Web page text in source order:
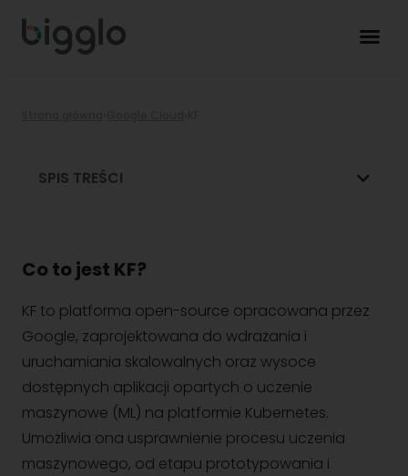
SPIS TREŚCI
Co to jest KF?
KF to platforma open-source opracowana przez
Google, zaprojektowana do wdrażania i
uruchamiania skalowalnych oraz wysoce
dostępnych aplikacji opartych o uczenie
maszynowe (ML) na platformie Kubernetes.
Umożliwia ona usprawnienie procesu uczenia
maszynowego, od etapu prototypowania i